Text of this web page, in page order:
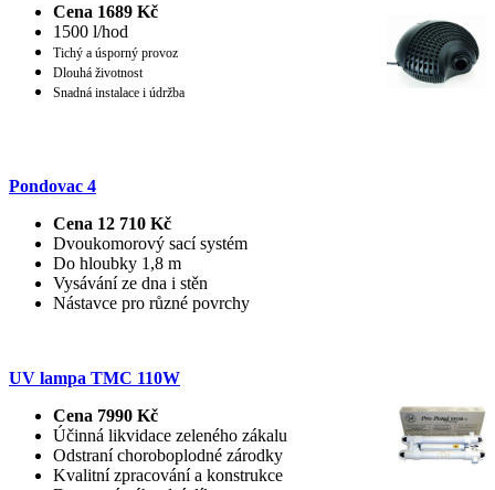
Cena 1689 Kč
1500 l/hod
Tichý a úsporný provoz
Dlouhá životnost
Snadná instalace i údržba
Pondovac 4
Cena 12 710 Kč
Dvoukomorový sací systém
Do hloubky 1,8 m
Vysávání ze dna i stěn
Nástavce pro různé povrchy
UV lampa TMC 110W
Cena 7990 Kč
Účinná likvidace zeleného zákalu
Odstraní choroboplodné zárodky
Kvalitní zpracování a konstrukce